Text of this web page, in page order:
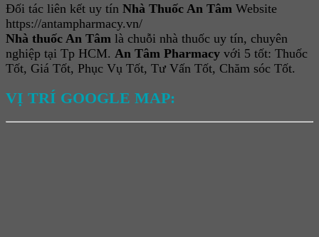
Đối tác liên kết uy tín Nhà Thuốc An Tâm Website
https://antampharmacy.vn/
Nhà thuốc An Tâm là chuỗi nhà thuốc uy tín, chuyên
nghiệp tại Tp HCM. An Tâm Pharmacy với 5 tốt: Thuốc
Tốt, Giá Tốt, Phục Vụ Tốt, Tư Vấn Tốt, Chăm sóc Tốt.
VỊ TRÍ GOOGLE MAP: